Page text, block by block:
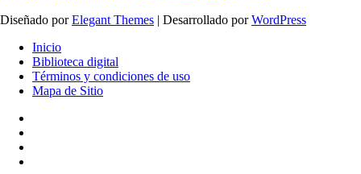
Diseñado porElegant Themes | Desarrollado porWordPress
Inicio
Biblioteca digital
Términos y condiciones de uso
Mapa de Sitio